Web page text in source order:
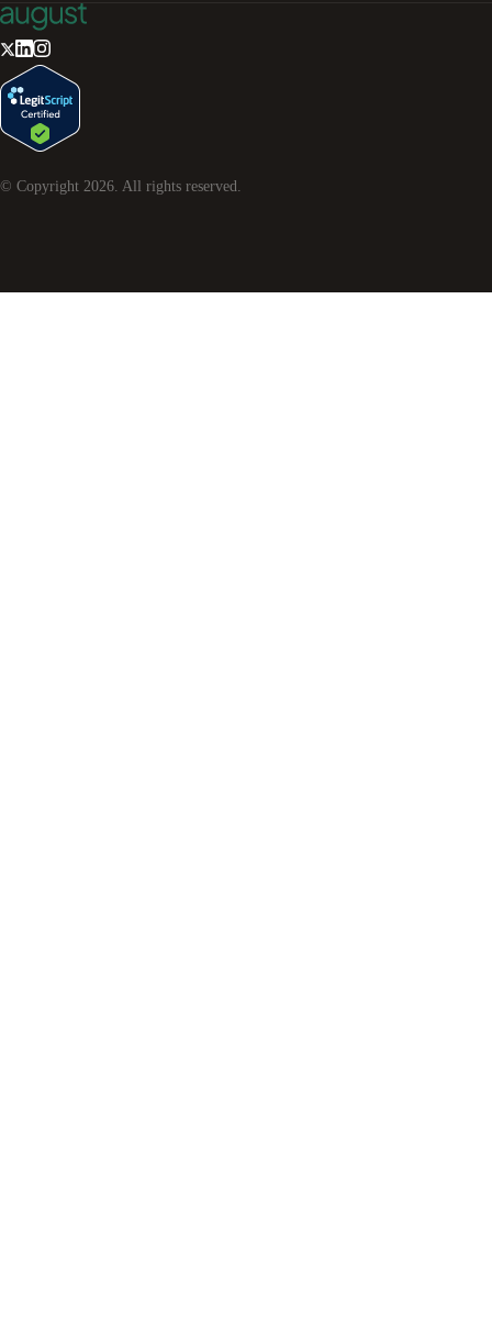
© Copyright 2026 . All rights reserved.